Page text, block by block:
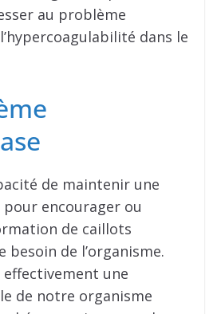
au problème
dans le
de maintenir une
encourager ou
de caillots
besoin de l’organisme.
effectivement une
de notre organisme